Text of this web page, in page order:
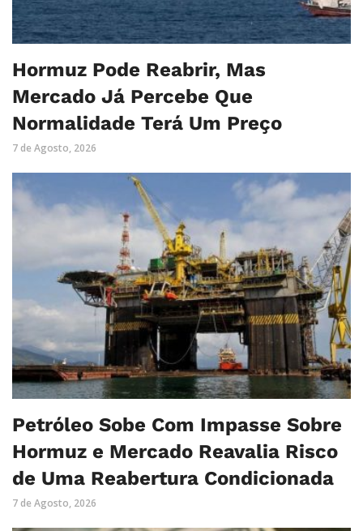
Hormuz Pode Reabrir, Mas
Mercado Já Percebe Que
Normalidade Terá Um Preço
7 de Agosto, 2026
Petróleo Sobe Com Impasse Sobre
Hormuz e Mercado Reavalia Risco
de Uma Reabertura Condicionada
7 de Agosto, 2026